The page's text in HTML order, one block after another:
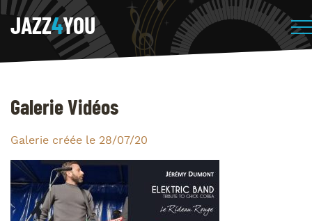
JAZZ4YOU
Galerie Vidéos
Galerie créée le 28/07/20